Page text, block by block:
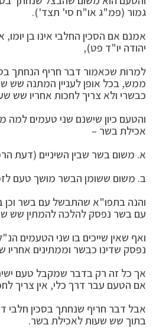
גמור (פמ"ג או"ח סי' תצד').
אמנם אם הסכין החלבי אינו בן
יהודה יו"ד פט),
למרות שכאמור דבר חריף הנחתך
ממש, בכל אופן לעניין המתנה שש
כבשרי ולא צריך לחכות אחריו שש
והטעם כיון שישנם שני טעמים
אכילת בשר –
א. משום בשר שבין השיניים (דעת
ב. משום ששומן הבשר מושך טעם
והנה בתפו"א שהתבשל עם בשר
עם בשר נפסק להלכה להמתין שש
ואף שאין שייכים בו שני הטעמים
נפסק שדינו כבשר וממתינים אחריו
אך כל זה רק בדבר שמקבל טעם
אם הטעם עבר דרך כלי, אין צריך
אבל דבר חריף שנחתך בסכין חלבי
בתוך שש שעות לאכילת בשר.